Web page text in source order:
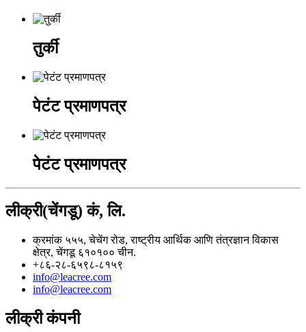
तुर्की
पेटंट प्रमाणपत्र
पेटंट प्रमाणपत्र
लीक्री(चेंगडू) कं, लि.
क्रमांक ५५५, चेचेंग रोड, राष्ट्रीय आर्थिक आणि तंत्रज्ञान विकास
क्षेत्र, चेंगडू ६१०१०० चीन.
+८६-२८-६५९८-८१५९
info@leacree.com
info@leacree.com
लीक्री कंपनी